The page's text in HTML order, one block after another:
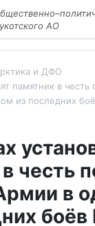
АО
и ДФО
памятник в честь
из последних
честь
в
боёв